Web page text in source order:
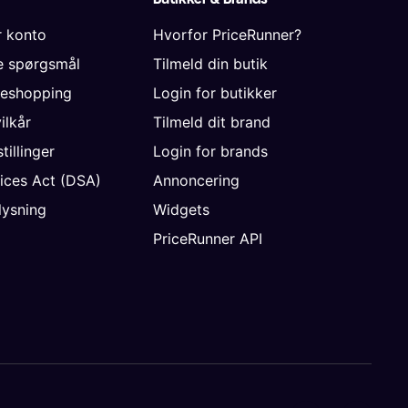
konto
spørgsmål
Act (DSA)
Hvorfor PriceRunner?
Tilmeld din butik
Login for butikker
Tilmeld dit brand
Login for brands
Annoncering
Widgets
PriceRunner API